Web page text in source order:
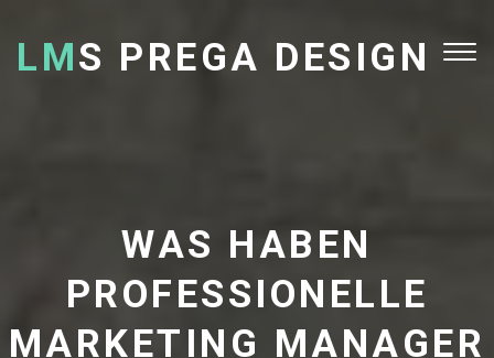
LMS PREGA DESIGN
WAS HABEN
PROFESSIONELLE
MARKETING MANAGER